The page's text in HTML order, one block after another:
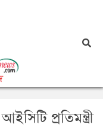
প্রতিমন্ত্রী